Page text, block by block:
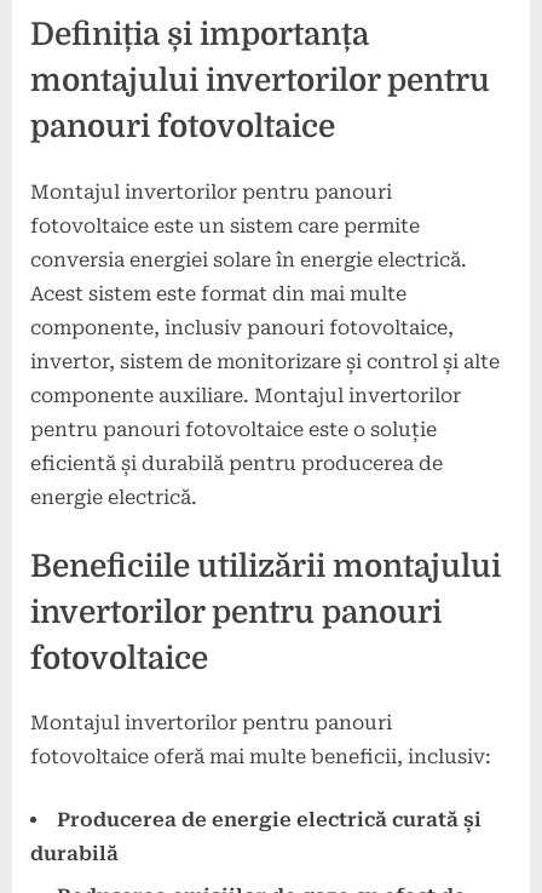
Definiția și importanța
montajului invertorilor pentru
panouri fotovoltaice
Montajul invertorilor pentru panouri
fotovoltaice este un sistem care permite
conversia energiei solare în energie electrică.
Acest sistem este format din mai multe
componente, inclusiv panouri fotovoltaice,
invertor, sistem de monitorizare și control și alte
componente auxiliare. Montajul invertorilor
pentru panouri fotovoltaice este o soluție
eficientă și durabilă pentru producerea de
energie electrică.
Beneficiile utilizării montajului
invertorilor pentru panouri
fotovoltaice
Montajul invertorilor pentru panouri
fotovoltaice oferă mai multe beneficii, inclusiv:
Producerea de energie electrică curată și
durabilă